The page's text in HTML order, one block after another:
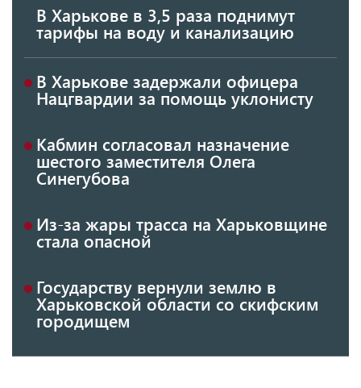
В Харькове в 3,5 раза поднимут
тарифы на воду и канализацию
В Харькове задержали офицера
Нацгвардии за помощь уклонисту
Кабмин согласовал назначение
шестого заместителя Олега
Синегубова
Из-за жары трасса на Харьковщине
стала опасной
Государству вернули землю в
Харьковской области со скифским
городищем